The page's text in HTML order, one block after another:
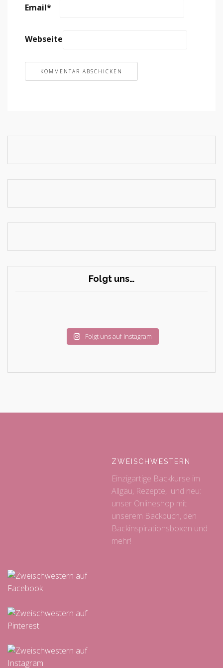
Email*
Webseite
Folgt uns…
Folgt uns auf Instagram
ZWEISCHWESTERN
Einzigartige Backkurse im
Allgäu, Rezepte, und neu:
unser Onlineshop mit
unserem Backbuch, den
Backinspirationsboxen und
mehr!